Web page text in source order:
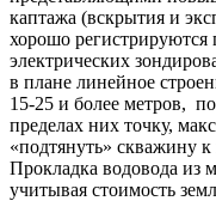
каптажа (вскрытия и
хорошо
электрических
в плане линейное
15-25 и более метров,
пределах них точку,
«подтянуть» скважину к
Прокладка водовода из
учитывая стоимость